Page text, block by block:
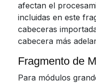
afectan el
incluidas en este
cabeceras
cabecera más
Fragmento de
Para módulos